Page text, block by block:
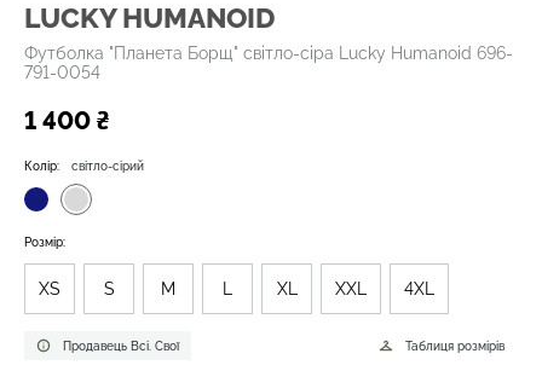
LUCKY НUMANOID
Футболка "Планета Борщ" світло-сіра Lucky Нumanoid 696-
791-0054
1 400 ₴
Продавець Всі. Свої
Колір: світло-сірий
Таблиця розмірів
Розмір:
XS S M L XL XXL 4XL